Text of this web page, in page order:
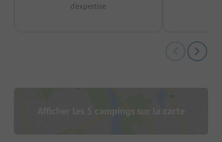
d’expertise
Afficher les 5 campings sur la carte